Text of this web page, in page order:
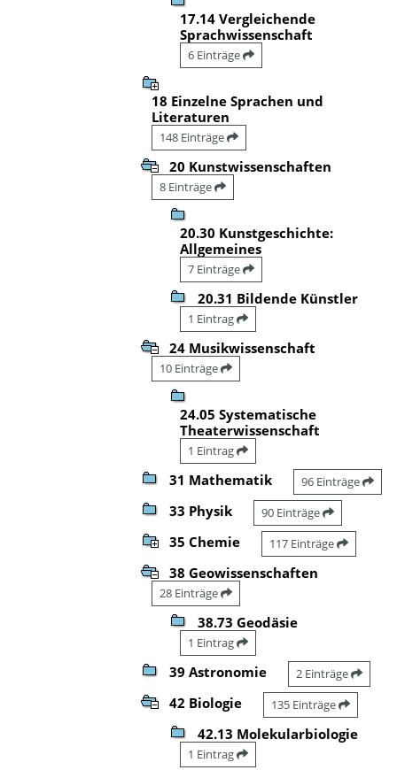
17.14 Vergleichende
Sprachwissenschaft
6 Einträge
18 Einzelne Sprachen und
Literaturen
148 Einträge
20 Kunstwissenschaften
8 Einträge
20.30 Kunstgeschichte:
Allgemeines
7 Einträge
20.31 Bildende Künstler
1 Eintrag
24 Musikwissenschaft
10 Einträge
24.05 Systematische
Theaterwissenschaft
1 Eintrag
31 Mathematik 96 Einträge
33 Physik 90 Einträge
35 Chemie 117 Einträge
38 Geowissenschaften
28 Einträge
38.73 Geodäsie
1 Eintrag
39 Astronomie 2 Einträge
42 Biologie 135 Einträge
42.13 Molekularbiologie
1 Eintrag